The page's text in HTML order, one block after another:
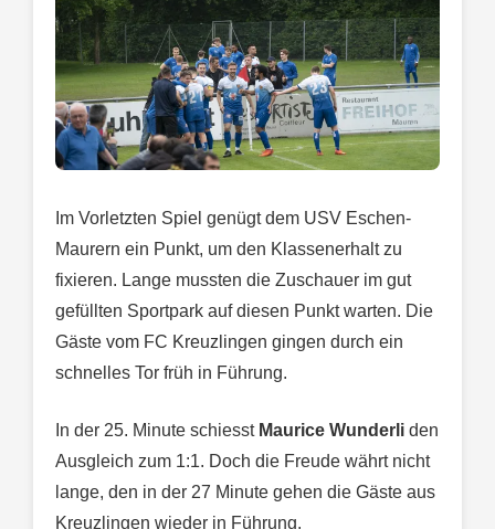
Im Vorletzten Spiel genügt dem USV Eschen-
Maurern ein Punkt, um den Klassenerhalt zu
fixieren. Lange mussten die Zuschauer im gut
gefüllten Sportpark auf diesen Punkt warten. Die
Gäste vom FC Kreuzlingen gingen durch ein
schnelles Tor früh in Führung.
In der 25. Minute schiesst Maurice Wunderli den
Ausgleich zum 1:1. Doch die Freude währt nicht
lange, den in der 27 Minute gehen die Gäste aus
Kreuzlingen wieder in Führung.